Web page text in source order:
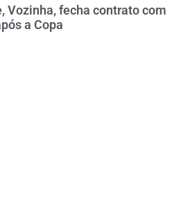
Vozinha, fecha contrato com
a Copa